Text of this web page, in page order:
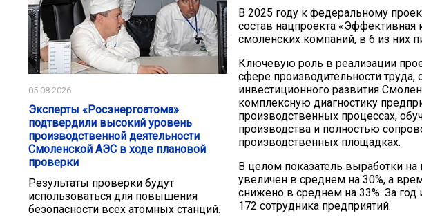
05.08.2026
Эксперты «Росэнергоатома»
подтвердили высокий уровень
производственной деятельности
Смоленской АЭС в ходе плановой
проверки
Результаты проверки будут
использоваться для повышения
безопасности всех атомных станций.
В 2025 году к федеральному
состав нацпроекта «Эффективная
смоленских компаний, в 6 из них
Ключевую роль в реализации
сфере производительности
инвестиционного развития
комплексную диагностику
производственных процессах,
производства и полностью
производственных площадках.
В целом показатель выработки
увеличен в среднем на 30%, а
снижено в среднем на 33%. За
172 сотрудника предприятий.